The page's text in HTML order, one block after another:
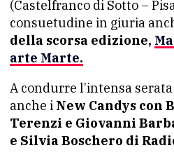
(Castelfranco di Sotto –
consuetudine in giuria
della scorsa edizione,
arte Marte.
A condurre l’intensa
anche i New Candys con
Terenzi e Giovanni
e Silvia Boschero di